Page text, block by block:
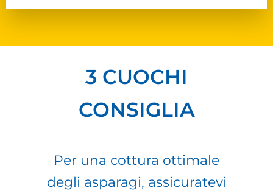
3 CUOCHI
CONSIGLIA
Per una cottura ottimale
degli asparagi, assicuratevi